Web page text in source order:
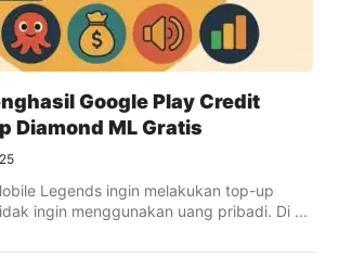
Google Play Credit
Diamond ML Gratis
Legends ingin melakukan top-up
ingin menggunakan uang pribadi. Di ...